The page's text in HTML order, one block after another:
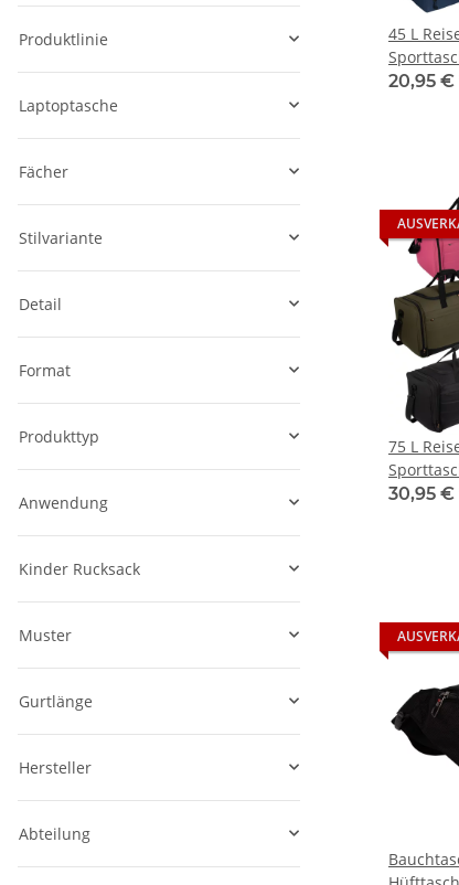
45 L
Damen
20,95 €
75 L
Damen
30,95 €
Produktlinie
Laptoptasche
Fächer
Stilvariante
Detail
Format
Produkttyp
Anwendung
Kinder Rucksack
Muster
Gurtlänge
Hersteller
Abteilung